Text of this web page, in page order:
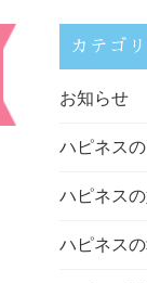
カテゴ
お知らせ
ハピネス
ハピネス
ハピネス